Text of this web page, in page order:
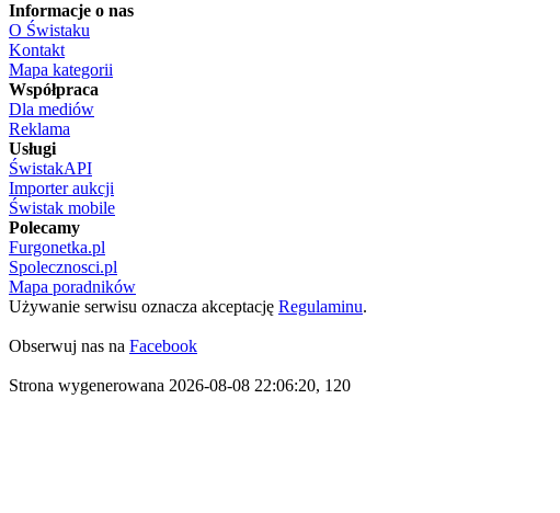
Informacje o nas
O Świstaku
Kontakt
Mapa kategorii
Współpraca
Dla mediów
Reklama
Usługi
ŚwistakAPI
Importer aukcji
Świstak mobile
Polecamy
Furgonetka.pl
Spolecznosci.pl
Mapa poradników
Używanie serwisu oznacza akceptację Regulaminu.
Obserwuj nas na Facebook
Strona wygenerowana 2026-08-08 22:06:20, 120